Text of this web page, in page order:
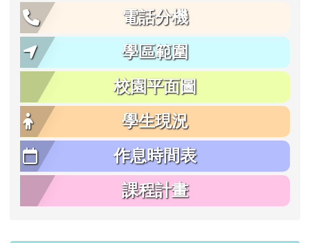
電話分機
學區範圍
校園平面圖
學生現況
作息時間表
課程計畫